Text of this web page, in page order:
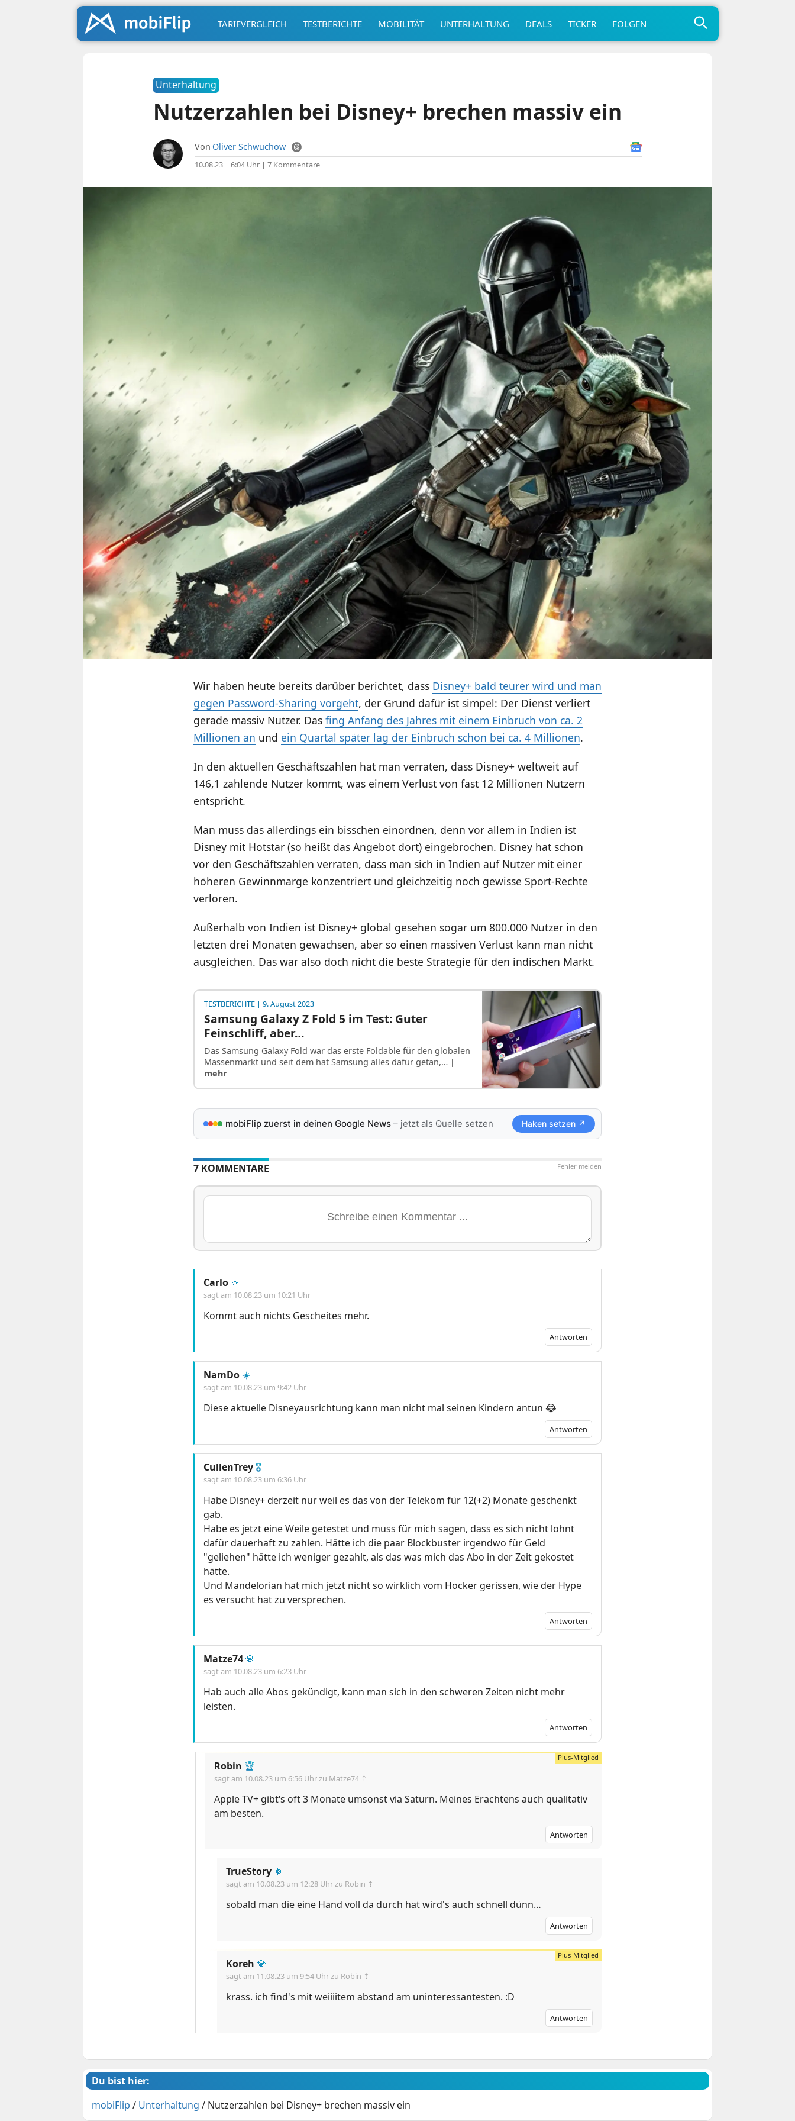
TARIFVERGLEICH TESTBERICHTE MOBILITÄT UNTERHALTUNG DEALS TICKER FOLGEN
Unterhaltung
Nutzerzahlen bei Disney+ brechen massiv ein
Von Oliver Schwuchow
10.08.23 | 6:04 Uhr| 7 Kommentare
Wir haben heute bereits darüber berichtet, dass Disney+ bald teurer wird und man
gegen Password-Sharing vorgeht, der Grund dafür ist simpel: Der Dienst verliert
gerade massiv Nutzer. Das fing Anfang des Jahres mit einem Einbruch von ca. 2
Millionen an und ein Quartal später lag der Einbruch schon bei ca. 4 Millionen.
In den aktuellen Geschäftszahlen hat man verraten, dass Disney+ weltweit auf
146,1 zahlende Nutzer kommt, was einem Verlust von fast 12 Millionen Nutzern
entspricht.
Man muss das allerdings ein bisschen einordnen, denn vor allem in Indien ist
Disney mit Hotstar (so heißt das Angebot dort) eingebrochen. Disney hat schon
vor den Geschäftszahlen verraten, dass man sich in Indien auf Nutzer mit einer
höheren Gewinnmarge konzentriert und gleichzeitig noch gewisse Sport-Rechte
verloren.
Außerhalb von Indien ist Disney+ global gesehen sogar um 800.000 Nutzer in den
letzten drei Monaten gewachsen, aber so einen massiven Verlust kann man nicht
ausgleichen. Das war also doch nicht die beste Strategie für den indischen Markt.
TESTBERICHTE| 9. August 2023
Samsung Galaxy Z Fold 5 im Test: Guter
Feinschliff, aber…
Das Samsung Galaxy Fold war das erste Foldable für den globalen
Massenmarkt und seit dem hat Samsung alles dafür getan,… |
mehr
mobiFlip zuerst in deinen Google News– jetzt als Quelle setzen Haken setzen ↗
Fehler melden
7 KOMMENTARE
Carlo 🔅
sagt am 10.08.23 um 10:21 Uhr
Kommt auch nichts Gescheites mehr.
Antworten
NamDo ☀️
sagt am 10.08.23 um 9:42 Uhr
Diese aktuelle Disneyausrichtung kann man nicht mal seinen Kindern antun 😂
Antworten
CullenTrey 🎖
sagt am 10.08.23 um 6:36 Uhr
Habe Disney+ derzeit nur weil es das von der Telekom für 12(+2) Monate geschenkt
gab.
Habe es jetzt eine Weile getestet und muss für mich sagen, dass es sich nicht lohnt
dafür dauerhaft zu zahlen. Hätte ich die paar Blockbuster irgendwo für Geld
"geliehen" hätte ich weniger gezahlt, als das was mich das Abo in der Zeit gekostet
hätte.
Und Mandelorian hat mich jetzt nicht so wirklich vom Hocker gerissen, wie der Hype
es versucht hat zu versprechen.
Antworten
Matze74💎
sagt am 10.08.23 um 6:23 Uhr
Hab auch alle Abos gekündigt, kann man sich in den schweren Zeiten nicht mehr
leisten.
Antworten
Robin 🏆
sagt am 10.08.23 um 6:56 Uhrzu Matze74 ⇡
Apple TV+ gibt‘s oft 3 Monate umsonst via Saturn. Meines Erachtens auch qualitativ
am besten.
Antworten
TrueStory 🍀
sagt am 10.08.23 um 12:28 Uhrzu Robin ⇡
sobald man die eine Hand voll da durch hat wird's auch schnell dünn…
Antworten
Koreh 💎
sagt am 11.08.23 um 9:54 Uhrzu Robin ⇡
krass. ich find's mit weiiiitem abstand am uninteressantesten. :D
Antworten
Du bist hier:
mobiFlip / Unterhaltung / Nutzerzahlen bei Disney+ brechen massiv ein